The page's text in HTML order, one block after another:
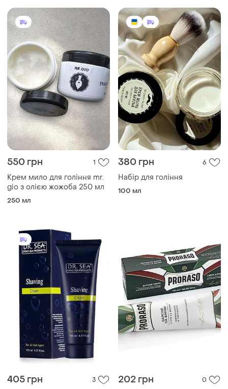
550 грн 1
Крем мило для гоління mr.
gio з олією жожоба 250 мл
250 мл
380 грн 6
Набір для гоління
100 мл
405 грн 3 202 грн 0